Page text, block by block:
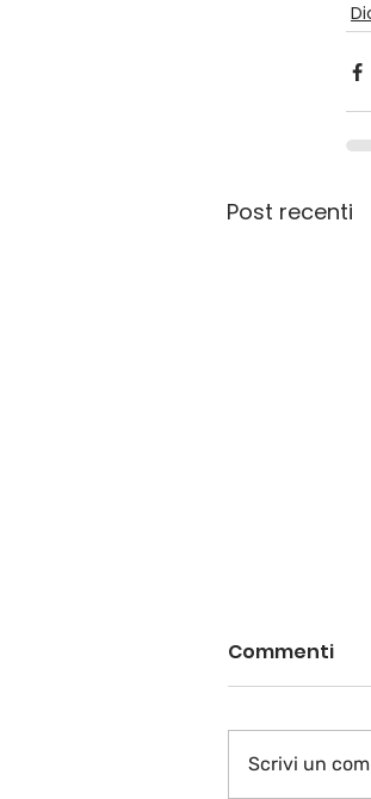
Post recenti
A voi la
Commenti
Scrivi un